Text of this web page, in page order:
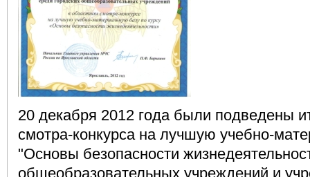
20 декабря 2012 года были подведены
смотра-конкурса на лучшую учебно-
"Основы безопасности
общеобразовательных учреждений и